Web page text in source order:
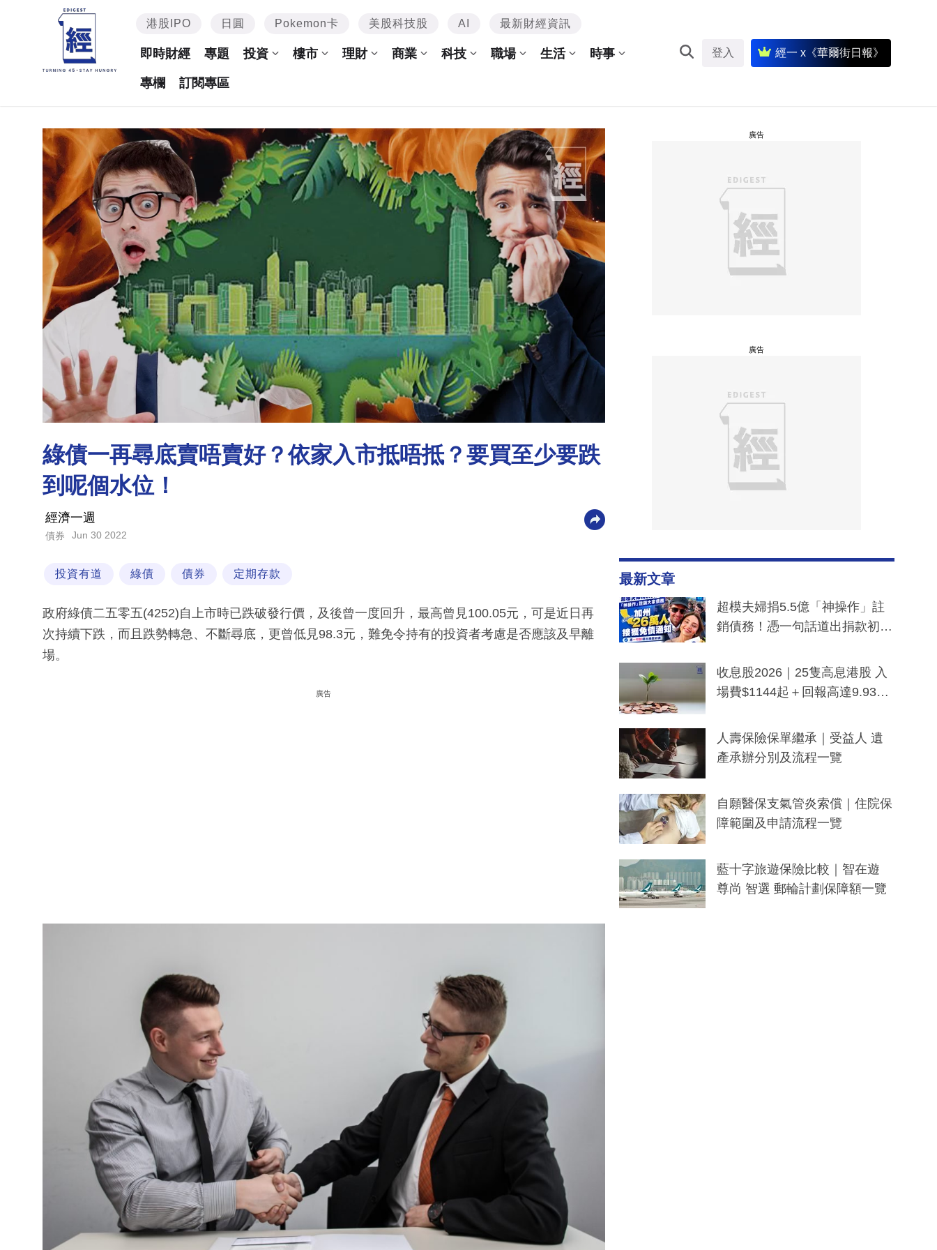
港股IPO 日圓 Pokemon卡 美股科技股 AI 最新財經資訊
即時財經 專題 投資 樓市 理財 商業 科技 職場 生活 時事
專欄 訂閱專區
登入 經一 x《華爾街日報》
綠債一再尋底賣唔賣好？依家入市抵唔抵？要買至少要跌
到呢個水位！
經濟一週
債券 Jun 30 2022
投資有道 綠債 債券 定期存款
政府綠債二五零五(4252)自上市時已跌破發行價，及後曾一度回升，最高曾見100.05元，可是近日再
次持續下跌，而且跌勢轉急、不斷尋底，更曾低見98.3元，難免令持有的投資者考慮是否應該及早離
場。
廣告
廣告
廣告
最新文章
超模夫婦捐5.5億「神操作」註
銷債務！憑一句話道出捐款初
一度被誤當詐騙手段
收息股2026｜25隻高息港股 入
場費$1144起＋回報高達9.93
人壽保險保單繼承｜受益人 遺
產承辦分別及流程一覽
自願醫保支氣管炎索償｜住院保
障範圍及申請流程一覽
藍十字旅遊保險比較｜智在遊
尊尚 智選 郵輪計劃保障額一覽